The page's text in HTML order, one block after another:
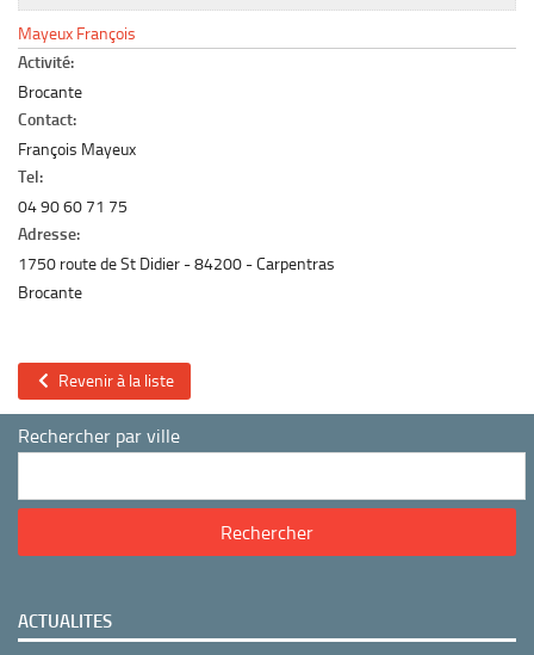
Le marché du mobilier d’occasion
Insertion Annuaire
Contact
Mayeux François
Activité:
Brocante
Contact:
François Mayeux
Tel:
04 90 60 71 75
Adresse:
1750 route de St Didier 84200
Carpentras
Brocante
Revenir à la liste
Rechercher par ville
ACTUALITES